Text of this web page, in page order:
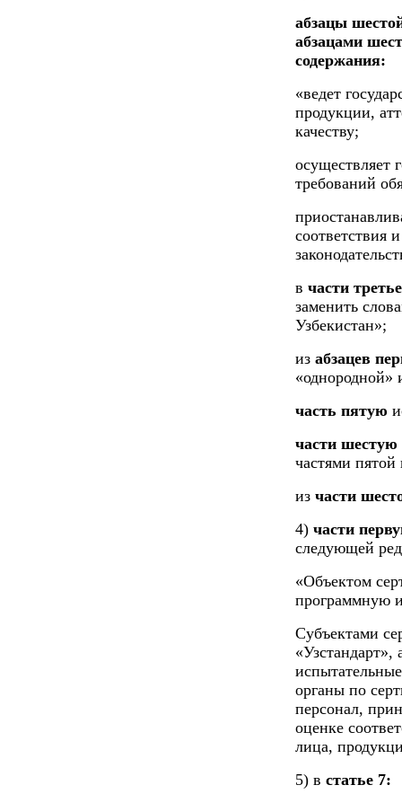
абзацы
абзацами
содержания:
«ведет
продукции,
качеству;
осуществляет
требований
соответствия
в части
заменить
Узбекистан»;
из абзацев
«однородной»
часть пятую
части шестую
частями
из части
4) части
следующей
«Объектом
программную
Субъектами
органы по
персонал,
оценке
лица,
5) в статье 7: